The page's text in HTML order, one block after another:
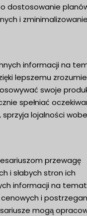
dostosowanie
i
informacji na
lepszemu
swoje
spełniać
lojalności
przewagę
i słabych stron ich
informacji na temat
i
mogą